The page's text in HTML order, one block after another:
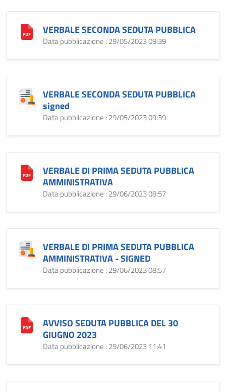
VERBALE SECONDA SEDUTA PUBBLICA
Data pubblicazione : 29/05/2023 09:39
VERBALE SECONDA SEDUTA PUBBLICA
signed
Data pubblicazione : 29/05/2023 09:39
VERBALE DI PRIMA SEDUTA PUBBLICA
AMMINISTRATIVA
Data pubblicazione : 29/06/2023 08:57
VERBALE DI PRIMA SEDUTA PUBBLICA
AMMINISTRATIVA - SIGNED
Data pubblicazione : 29/06/2023 08:57
AVVISO SEDUTA PUBBLICA DEL 30
GIUGNO 2023
Data pubblicazione : 29/06/2023 11:41